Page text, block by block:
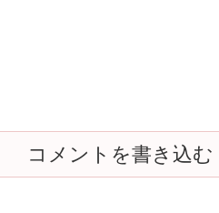
コメントを書き込む